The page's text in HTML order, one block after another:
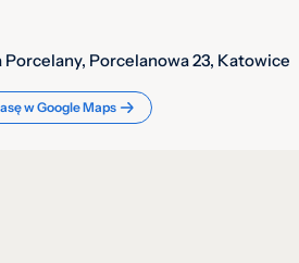
Porcelany, Porcelanowa 23, Katowice
w Google Maps